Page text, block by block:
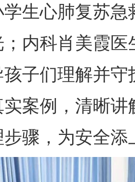
生心肺复苏急
内科肖美霞
子们理解并
案例，清晰
骤，为安全添